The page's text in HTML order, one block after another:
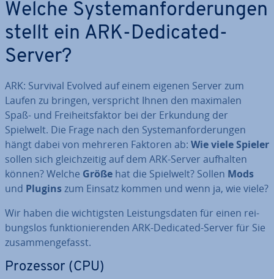
Welche Sys­tem­an­for­de­run­gen
stellt ein ARK-Dedicated-
Server?
ARK: Survival Evolved auf einem eigenen Server zum
Laufen zu bringen, ver­spricht Ihnen den maximalen
Spaß- und Frei­heits­fak­tor bei der Erkundung der
Spielwelt. Die Frage nach den Sys­tem­an­for­de­run­gen
hängt dabei von mehreren Faktoren ab: Wie viele Spieler
sollen sich gleich­zei­tig auf dem ARK-Server aufhalten
können? Welche Größe hat die Spielwelt? Sollen Mods
und Pluginszum Einsatz kommen und wenn ja, wie viele?
Wir haben die wich­tigs­ten Leis­tungs­da­ten für einen rei­
bungs­los funk­tio­nie­ren­den ARK-Dedicated-Server für Sie
zu­sam­men­ge­fasst.
Prozessor (CPU)